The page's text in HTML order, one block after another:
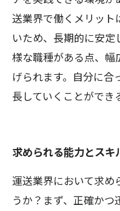
送業界で働くメリット
いため、長期的に安
様な職種がある点、
げられます。自分に
長していくことができ
求められる能力とスキ
運送業界において求め
うか？まず、正確か